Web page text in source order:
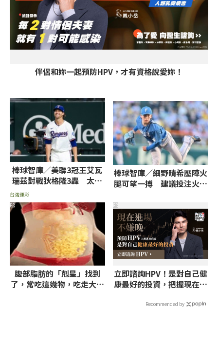
伴侶和妳一起預防HPV，才有資格說愛妳！
棒球智庫／美聯3冠王艾瓦
瑞茲對戰狄格隆3轟 太空
人戰遊騎兵拼大分
台灣運彩
棒球智庫／細野晴希壓陣火
腿可望一搏 建議投注火腿
腹部脂肪的「剋星」找到
了，常吃這幾物，吃走大肚
PR
立即諮詢HPV！是對自己健
康最好的投資，把握現在不
PR
Recommended by